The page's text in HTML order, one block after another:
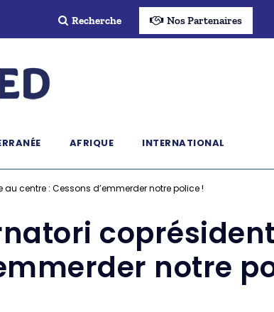
Recherche Nos Partenaires
AFRIQUE INTERNATIONAL
centre : Cessons d’emmerder notre police !
notre